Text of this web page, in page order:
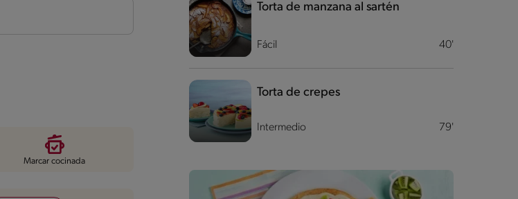
Marcar cocinada
Fácil 40'
Torta de manzana al sartén
Intermedio 79'
Torta de crepes